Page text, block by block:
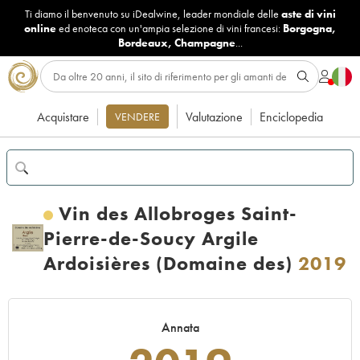
Ti diamo il benvenuto su iDealwine, leader mondiale delle aste di vini
onlineed enoteca con un'ampia selezione di vini francesi: Borgogna,
Bordeaux, Champagne...
Acquistare VENDERE Valutazione Enciclopedia
Vin des Allobroges Saint-
Pierre-de-Soucy Argile
Ardoisières (Domaine des) 2019
Annata